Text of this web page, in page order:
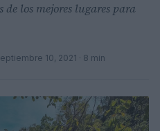
los mejores lugares para
10, 2021 · 8 min